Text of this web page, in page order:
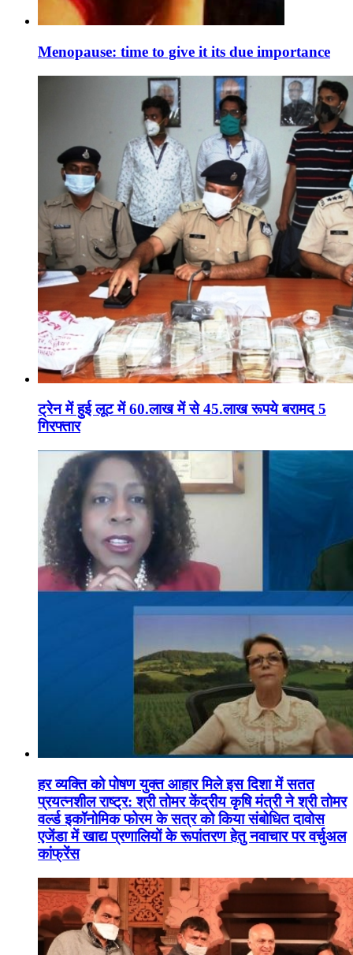
Menopause: time to give it its due importance
ट्रेन में हुई लूट में 60.लाख में से 45.लाख रूपये बरामद 5
गिरफ्तार
हर व्यक्ति को पोषण युक्त आहार मिले इस दिशा में सतत
प्रयत्नशील राष्ट्र: श्री तोमर केंद्रीय कृषि मंत्री ने श्री तोमर
वर्ल्ड इकॉनोमिक फोरम के सत्र को किया संबोधित दावोस
एजेंडा में खाद्य प्रणालियों के रूपांतरण हेतु नवाचार पर वर्चुअल
कांफ्रेंस